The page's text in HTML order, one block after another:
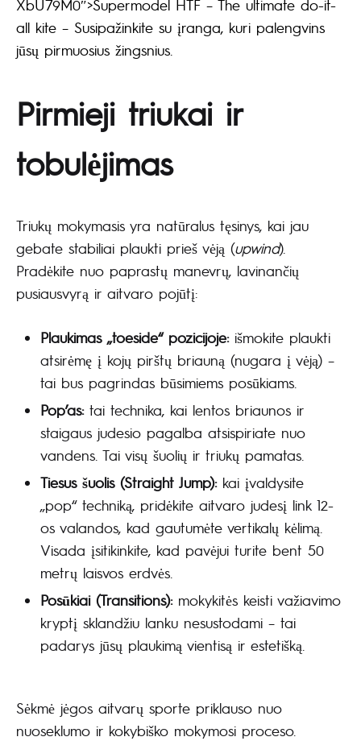
XbU79M0″>Supermodel HTF – The ultimate do-it-
all kite – Susipažinkite su įranga, kuri palengvins
jūsų pirmuosius žingsnius.
Pirmieji triukai ir
tobulėjimas
Triukų mokymasis yra natūralus tęsinys, kai jau
gebate stabiliai plaukti prieš vėją (upwind).
Pradėkite nuo paprastų manevrų, lavinančių
pusiausvyrą ir aitvaro pojūtį:
Plaukimas „toeside“ pozicijoje:išmokite plaukti
atsirėmę į kojų pirštų briauną (nugara į vėją) –
tai bus pagrindas būsimiems posūkiams.
Pop’as:tai technika, kai lentos briaunos ir
staigaus judesio pagalba atsispiriate nuo
vandens. Tai visų šuolių ir triukų pamatas.
Tiesus šuolis (Straight Jump):kai įvaldysite
„pop“ techniką, pridėkite aitvaro judesį link 12-
os valandos, kad gautumėte vertikalų kėlimą.
Visada įsitikinkite, kad pavėjui turite bent 50
metrų laisvos erdvės.
Posūkiai (Transitions):mokykitės keisti važiavimo
kryptį sklandžiu lanku nesustodami – tai
padarys jūsų plaukimą vientisą ir estetišką.
Sėkmė jėgos aitvarų sporte priklauso nuo
nuoseklumo ir kokybiško mokymosi proceso.